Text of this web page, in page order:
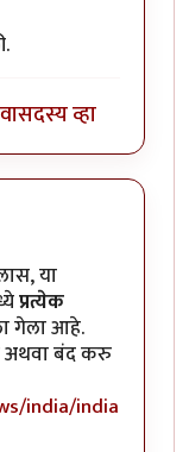
सदस्य व्हा
या
प्रत्येक
गेला आहे.
अथवा बंद करु
india/india